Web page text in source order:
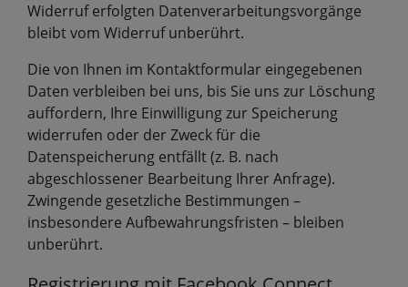
Widerruf erfolgten Datenverarbeitungsvorgänge
bleibt vom Widerruf unberührt.
Die von Ihnen im Kontaktformular eingegebenen
Daten verbleiben bei uns, bis Sie uns zur Löschung
auffordern, Ihre Einwilligung zur Speicherung
widerrufen oder der Zweck für die
Datenspeicherung entfällt (z. B. nach
abgeschlossener Bearbeitung Ihrer Anfrage).
Zwingende gesetzliche Bestimmungen –
insbesondere Aufbewahrungsfristen – bleiben
unberührt.